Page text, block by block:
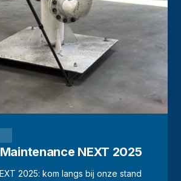
NEXT 2025
2025: kom langs bij onze stand